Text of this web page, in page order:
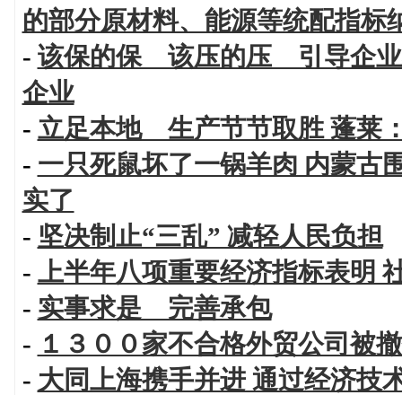
的部分原材料、能源等统配指标
- 该保的保 该压的压 引导企业
企业
- 立足本地 生产节节取胜 蓬莱
- 一只死鼠坏了一锅羊肉 内蒙古
实了
- 坚决制止“三乱” 减轻人民负担
- 上半年八项重要经济指标表明
- 实事求是 完善承包
- １３００家不合格外贸公司被
- 大同上海携手并进 通过经济技